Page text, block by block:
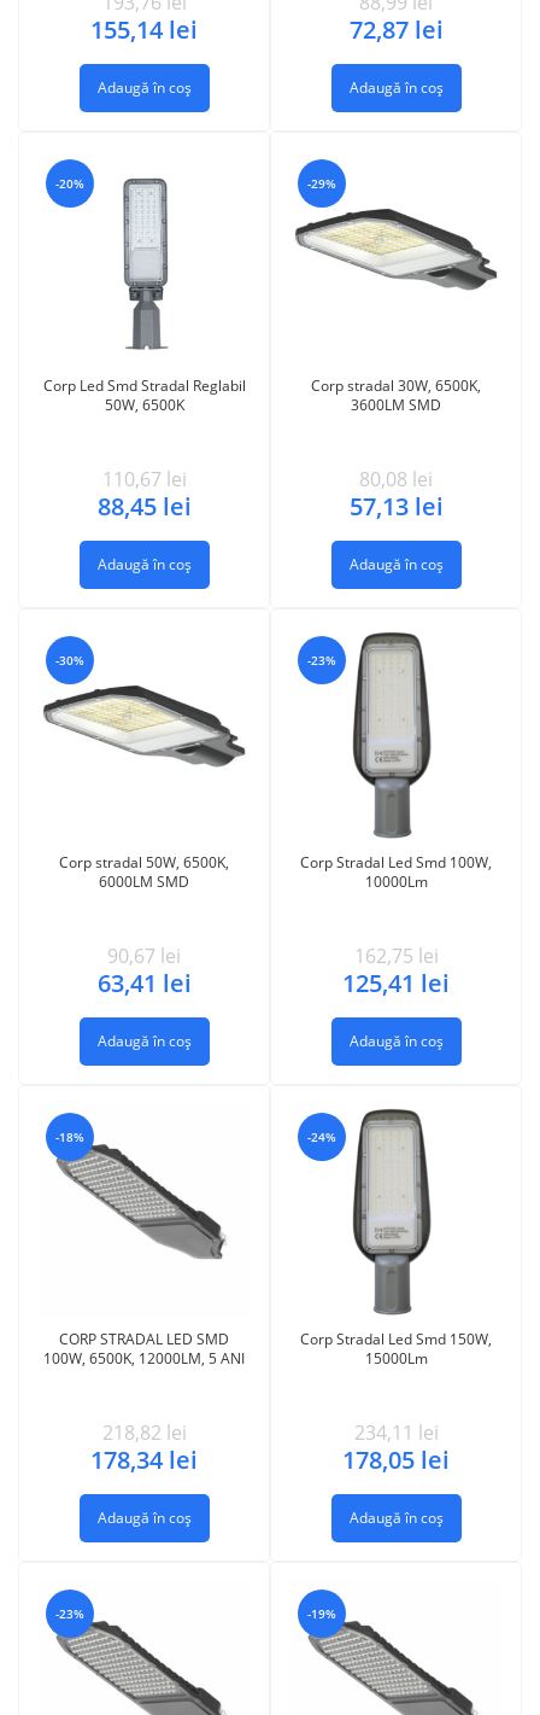
155,14 lei
Adaugă în coș
72,87 lei
Adaugă în coș
-20%
Corp Led Smd Stradal Reglabil
50W, 6500K
110,67 lei
88,45 lei
Adaugă în coș
-29%
Corp stradal 30W, 6500K,
3600LM SMD
80,08 lei
57,13 lei
Adaugă în coș
-30%
Corp stradal 50W, 6500K,
6000LM SMD
90,67 lei
63,41 lei
Adaugă în coș
-23%
Corp Stradal Led Smd 100W,
10000Lm
162,75 lei
125,41 lei
Adaugă în coș
-18%
CORP STRADAL LED SMD
100W, 6500K, 12000LM, 5 ANI
218,82 lei
178,34 lei
Adaugă în coș
-24%
Corp Stradal Led Smd 150W,
15000Lm
234,11 lei
178,05 lei
Adaugă în coș
-23% -19%